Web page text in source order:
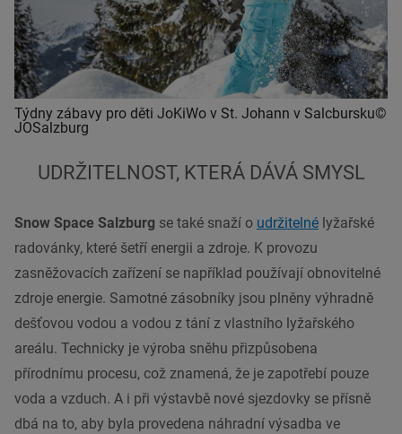
Týdny zábavy pro děti JoKiWo v St. Johann v Salcbursku©
JOSalzburg
UDRŽITELNOST, KTERÁ DÁVÁ SMYSL
Snow Space Salzburg se také snaží o udržitelné lyžařské
radovánky, které šetří energii a zdroje. K provozu
zasněžovacích zařízení se například používají obnovitelné
zdroje energie. Samotné zásobníky jsou plněny výhradně
dešťovou vodou a vodou z tání z vlastního lyžařského
areálu. Technicky je výroba sněhu přizpůsobena
přírodnímu procesu, což znamená, že je zapotřebí pouze
voda a vzduch. A i při výstavbě nové sjezdovky se přísně
dbá na to, aby byla provedena náhradní výsadba ve